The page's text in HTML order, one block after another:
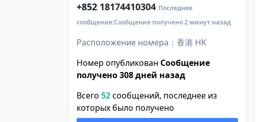
+852 18174410304 Последнее
сообщение:Сообщение получено 2 минут назад
Расположение номера：香港 HK
Номер опубликован Сообщение
получено 308 дней назад
Всего52сообщений, последнее из
которых было получено